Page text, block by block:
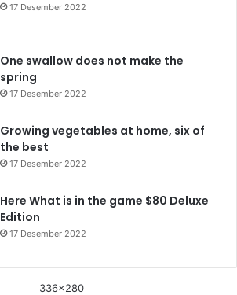
17 Desember 2022
One swallow does not make the
spring
17 Desember 2022
Growing vegetables at home, six of
the best
17 Desember 2022
Here What is in the game $80 Deluxe
Edition
17 Desember 2022
336x280